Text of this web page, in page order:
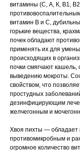
витамины (С, A, К, В1,
витамин В и С,
горькие вещества,
почек обладают
применять их для
происходящих в
почки смягчают кашель,
выведению мокроты.
свойством, что
простудных
дезинфицирующим
желчегонным и
Хвоя пихты —
противомикробным и
огромное количество